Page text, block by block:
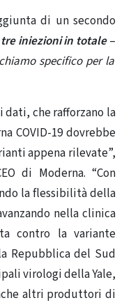
di un secondo
iniezioni in totale–
specifico per la
che rafforzano la
COVID-19 dovrebbe
appena rilevate”,
di Moderna. “Con
la flessibilità della
nella clinica
contro la variante
Repubblica del Sud
virologi della Yale,
altri produttori di